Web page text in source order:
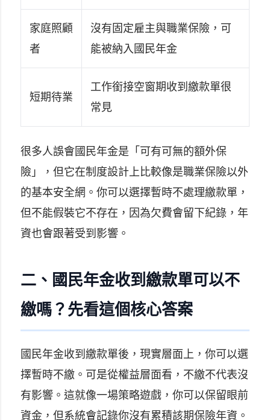
家庭照顧
者
沒有固定雇主與職業保險，可
能被納入國民年金
短期待業
工作銜接空窗期收到繳款單很
常見
很多人誤會國民年金是「可有可無的額外保
險」，但它在制度設計上比較像是職業保險以外
的基本安全網。你可以選擇暫時不處理繳款單，
但不能假裝它不存在，因為欠費會留下紀錄，年
資也會跟著受到影響。
二、國民年金收到繳款單可以不
繳嗎？先看這個核心答案
國民年金收到繳款單後，現實層面上，你可以選
擇暫時不繳。可是從權益層面看，不繳不代表沒
有影響。這就像一場策略遊戲，你可以保留眼前
資金，但系統會記錄你沒有累積該期保險年資。